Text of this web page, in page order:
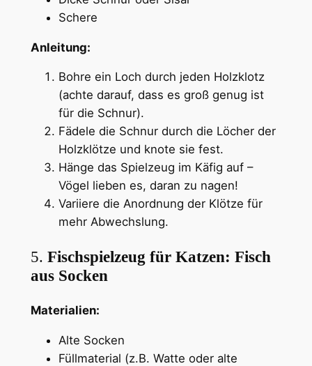
Schere
Anleitung:
Bohre ein Loch durch jeden Holzklotz
(achte darauf, dass es groß genug ist
für die Schnur).
Fädele die Schnur durch die Löcher der
Holzklötze und knote sie fest.
Hänge das Spielzeug im Käfig auf –
Vögel lieben es, daran zu nagen!
Variiere die Anordnung der Klötze für
mehr Abwechslung.
5. Fischspielzeug für Katzen: Fisch
aus Socken
Materialien:
Alte Socken
Füllmaterial (z.B. Watte oder alte